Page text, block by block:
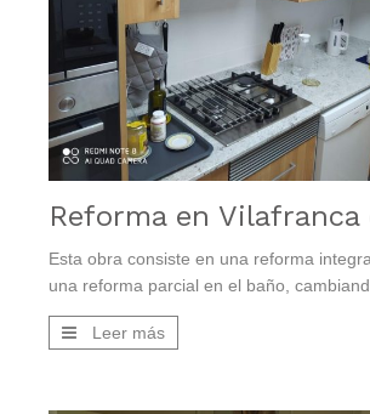
Esta obra consiste en una reforma
una reforma parcial en el baño,
plato de ducha y una puerta de aluminio
hace de cerramiento para un pequeño
Leer más